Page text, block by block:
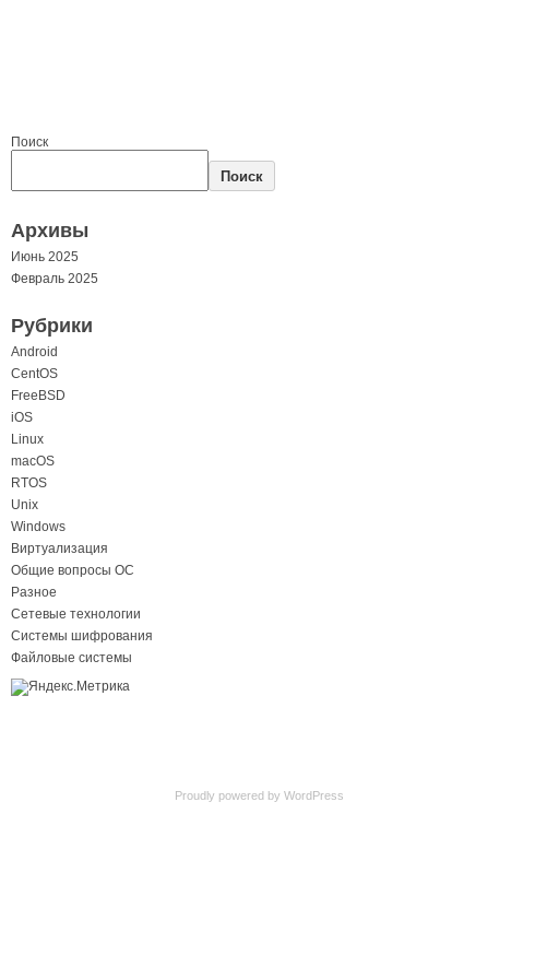
Поиск
Поиск
Архивы
Июнь 2025
Февраль 2025
Рубрики
Android
CentOS
FreeBSD
iOS
Linux
macOS
RTOS
Unix
Windows
Виртуализация
Общие вопросы ОС
Разное
Сетевые технологии
Системы шифрования
Файловые системы
Proudly powered by WordPress